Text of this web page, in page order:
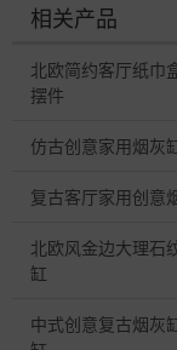
相关产品
北欧简约客厅纸巾
摆件
仿古创意家用烟灰
复古客厅家用创意
北欧风金边大理石
缸
中式创意复古烟灰